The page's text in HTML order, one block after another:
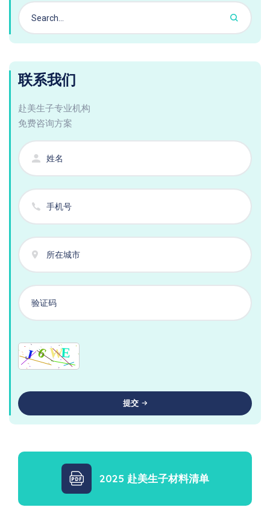
联系我们
赴美生子专业机构
免费咨询方案
提交
2025 赴美生子材料清单